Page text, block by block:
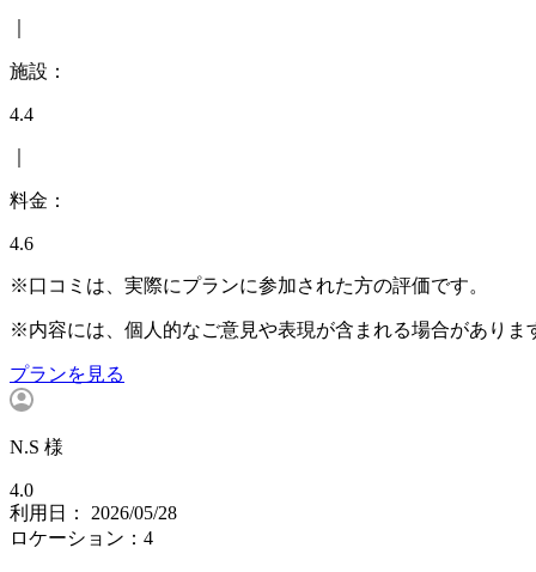
施設：
4.4
料金：
4.6
※口コミは、実際にプランに参加された方の評価です。
※内容には、個人的なご意見や表現が含まれる場合がありま
プランを見る
N.S 様
4.0
利用日： 2026/05/28
ロケーション：4